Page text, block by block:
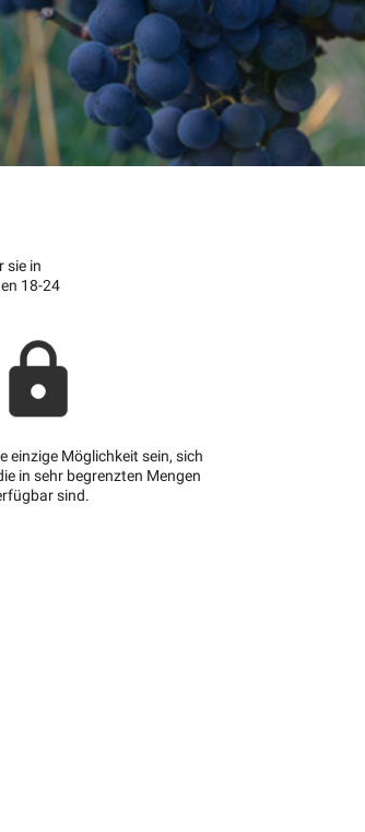
sie in
18-24
einzige Möglichkeit sein, sich
in sehr begrenzten Mengen
sind.